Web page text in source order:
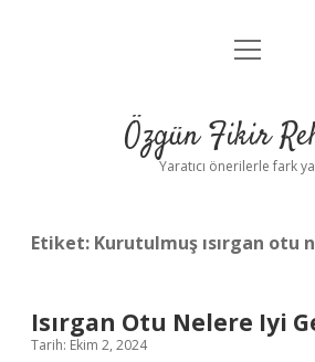
Gizlilik Politikası
Yasal Uyarı
menüyü
Özgün Fikir
Yaratıcı önerilerle fark
Etiket: Kurutulmuş ısırgan otu
Isırgan Otu Nelere Iyi
Tarih: Ekim 2, 2024